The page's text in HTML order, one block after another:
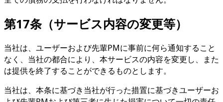
第17条（サービス内容の変更等）
当社は、ユーザーおよび先輩PMに事前に何ら通知すること
なく、当社の都合により、本サービスの内容を変更し、また
は提供を終了することができるものとします。
当社は、本条に基づき当社が行った措置に基づきユーザーお